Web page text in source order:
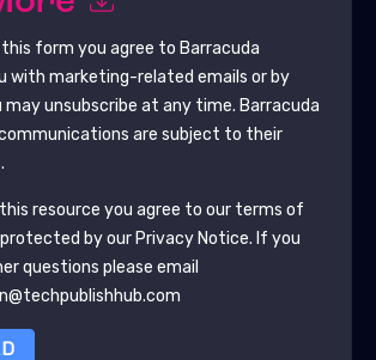
form you agree to Barracuda
with marketing-related emails or by
may unsubscribe at any time. Barracuda
are subject to their
resource you agree to our terms of
by our Privacy Notice. If you
questions please email